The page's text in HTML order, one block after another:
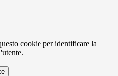
cookie per identificare la